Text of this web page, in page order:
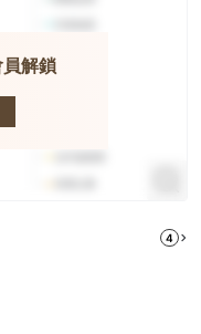
解鎖
4